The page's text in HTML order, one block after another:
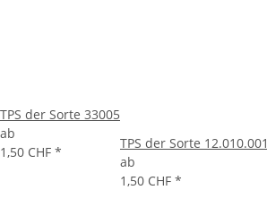
TPS der Sorte 33005
ab
1,50 CHF *
TPS der Sorte 12.010.001
ab
1,50 CHF *